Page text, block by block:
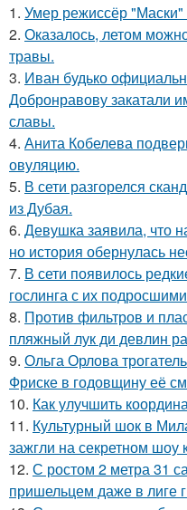
1. Умер режиссёр "Маски"
2. Оказалось, летом
травы.
3. Иван будько
Добронравову закатали
славы.
4. Анита Кобелева
овуляцию.
5. В сети разгорелся
из Дубая.
6. Девушка заявила, что
но история обернулась
7. В сети появилось
гослинга с их
8. Против фильтров и
пляжный лук ди девлин
9. Ольга Орлова
Фриске в годовщину её
10. Как улучшить
11. Культурный шок в
зажгли на секретном шоу
12. С ростом 2 метра 31
пришельцем даже в лиге